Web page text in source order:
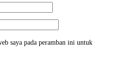
saya pada peramban ini untuk